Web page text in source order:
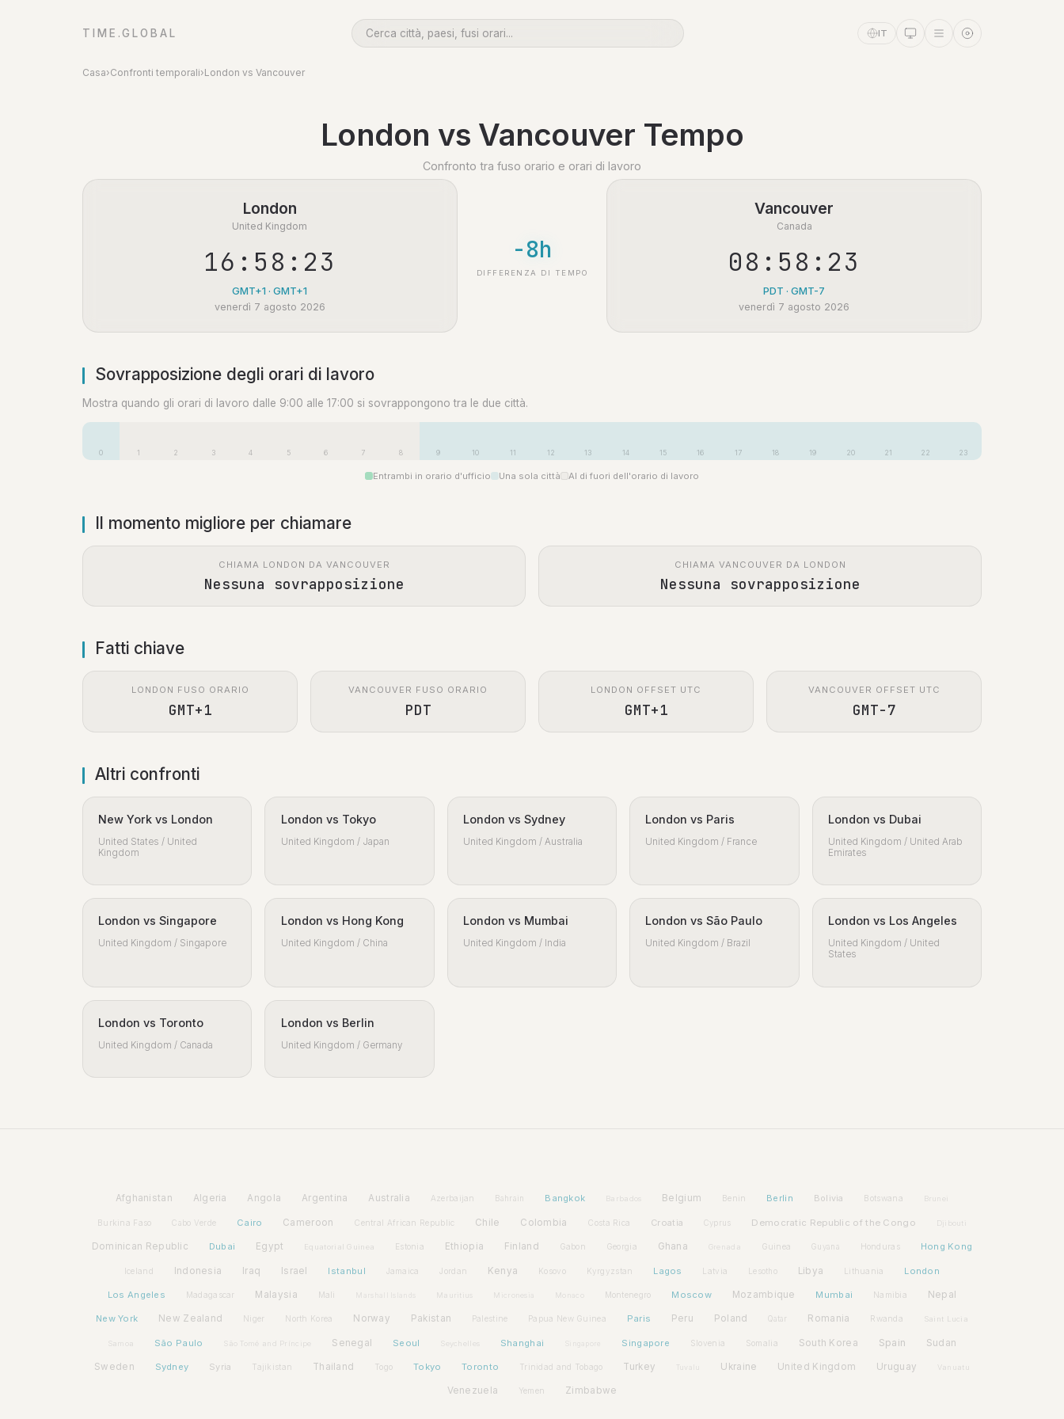
TIME.GLOBAL IT
Casa›Confronti temporali›London vs Vancouver
London vs Vancouver Tempo
Confronto tra fuso orario e orari di lavoro
London
United Kingdom
16:58:23
GMT+1 · GMT+1
venerdì 7 agosto 2026
-8h
DIFFERENZA DI TEMPO
Vancouver
Canada
08:58:23
PDT · GMT-7
venerdì 7 agosto 2026
Sovrapposizione degli orari di lavoro
Mostra quando gli orari di lavoro dalle 9:00 alle 17:00 si sovrappongono tra le due città.
0 1 2 3 4 5 6 7 8 9 10 11 12 13 14 15 16 17 18 19 20 21 22 23
Entrambi in orario d'ufficio Una sola città Al di fuori dell'orario di lavoro
Il momento migliore per chiamare
CHIAMA LONDON DA VANCOUVER
Nessuna sovrapposizione
CHIAMA VANCOUVER DA LONDON
Nessuna sovrapposizione
Fatti chiave
LONDON FUSO ORARIO
GMT+1
VANCOUVER FUSO ORARIO
PDT
LONDON OFFSET UTC
GMT+1
VANCOUVER OFFSET UTC
GMT-7
Altri confronti
New York vs London
United States / United
Kingdom
London vs Tokyo
United Kingdom / Japan
London vs Sydney
United Kingdom / Australia
London vs Paris
United Kingdom / France
London vs Dubai
United Kingdom / United Arab
Emirates
London vs Singapore
United Kingdom / Singapore
London vs Hong Kong
United Kingdom / China
London vs Mumbai
United Kingdom / India
London vs São Paulo
United Kingdom / Brazil
London vs Los Angeles
United Kingdom / United
States
London vs Toronto
United Kingdom / Canada
London vs Berlin
United Kingdom / Germany
Afghanistan Algeria Angola Argentina Australia Azerbaijan Bahrain Bangkok Barbados Belgium Benin Berlin Bolivia Botswana Brunei
Burkina Faso Cabo Verde Cairo Cameroon Central African Republic Chile Colombia Costa Rica Croatia Cyprus Democratic Republic of the Congo Djibouti
Dominican Republic Dubai Egypt Equatorial Guinea Estonia Ethiopia Finland Gabon Georgia Ghana Grenada Guinea Guyana Honduras Hong Kong
Iceland Indonesia Iraq Israel Istanbul Jamaica Jordan Kenya Kosovo Kyrgyzstan Lagos Latvia Lesotho Libya Lithuania London
Los Angeles Madagascar Malaysia Mali Mauritius Micronesia Monaco Montenegro Moscow Mozambique Mumbai Namibia Nepal
New York New Zealand Niger North Korea Norway Pakistan Palestine Papua New Guinea Paris Peru Poland Qatar Romania Rwanda Saint Lucia
Samoa São Paulo São Tomé and Príncipe Senegal Seoul Seychelles Shanghai Singapore Slovenia Somalia South Korea Spain Sudan
Sweden Sydney Syria Tajikistan Thailand Togo Tokyo Toronto Trinidad and Tobago Turkey Tuvalu Ukraine United Kingdom Uruguay Vanuatu
Venezuela Yemen Zimbabwe